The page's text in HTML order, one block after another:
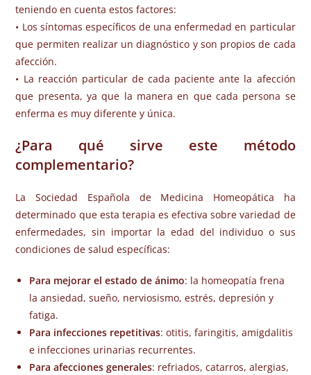
teniendo en cuenta estos factores:
• Los síntomas específicos de una enfermedad en particular
que permiten realizar un diagnóstico y son propios de cada
afección.
• La reacción particular de cada paciente ante la afección
que presenta, ya que la manera en que cada persona se
enferma es muy diferente y única.
¿Para qué sirve este método
complementario?
La Sociedad Española de Medicina Homeopática ha
determinado que esta terapia es efectiva sobre variedad de
enfermedades, sin importar la edad del individuo o sus
condiciones de salud específicas:
Para mejorar el estado de ánimo: la homeopatía frena
la ansiedad, sueño, nerviosismo, estrés, depresión y
fatiga.
Para infecciones repetitivas: otitis, faringitis, amigdalitis
e infecciones urinarias recurrentes.
Para afecciones generales: refriados, catarros, alergias,